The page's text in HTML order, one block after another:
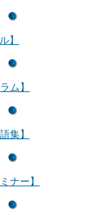
】
ム】
集】
ナー】